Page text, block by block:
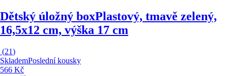
Dětský úložný boxPlastový, tmavě zelený,
16,5x12 cm, výška 17 cm
(21)
SklademPoslední kousky
566 Kč